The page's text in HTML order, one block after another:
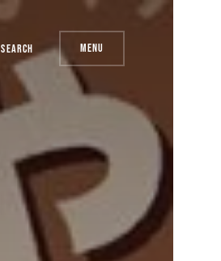
Search Menu